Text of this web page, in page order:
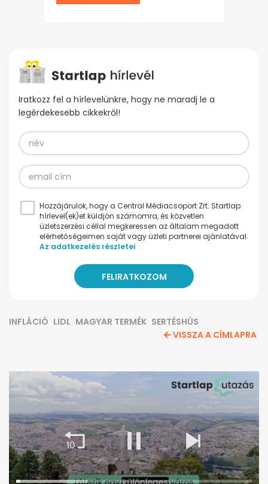
Iratkozz fel a hírlevelünkre, hogy ne maradj le a
legérdekesebb cikkekről!
Hozzájárulok, hogy a Central Médiacsoport Zrt. Startlap
hírlevel(ek)et küldjön számomra, és közvetlen
üzletszerzési céllal megkeressen az általam megadott
elérhetőségeimen saját vagy üzleti partnerei ajánlatával.
Az adatkezelés részletei
INFLÁCIÓ LIDL MAGYAR TERMÉK SERTÉSHÚS
VISSZA A CÍMLAPRA